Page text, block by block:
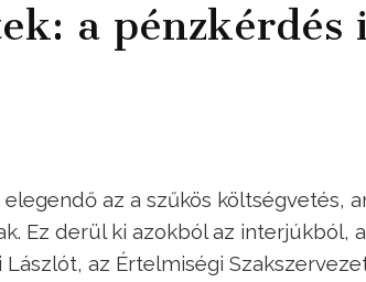
a
az a szűkös költségvetés,
Ez derül ki azokból az interjúkból,
az Értelmiségi